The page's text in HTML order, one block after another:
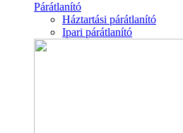
Párátlanító
Háztartási párátlanító
Ipari párátlanító